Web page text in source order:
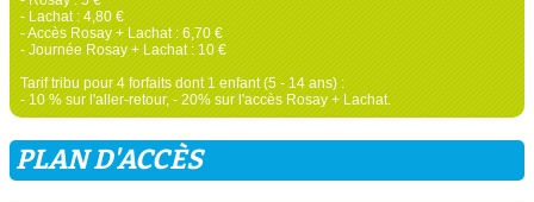
- Lachat : 4,80 €
- Accès Rosay + Lachat : 6,70 €
- Journée Rosay + Lachat : 10 €
Tarif tribu pour 4 forfaits dont 1 enfant (5 - 14 ans) :
- 10 % sur l'aller-retour, - 20% sur l'accès Rosay + Lachat.
PLAN D'ACCÈS